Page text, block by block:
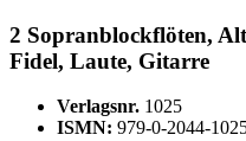
2 Sopranblockflöten,
Fidel, Laute, Gitarre
Verlagsnr. 1025
ISMN: 979-0-2044-